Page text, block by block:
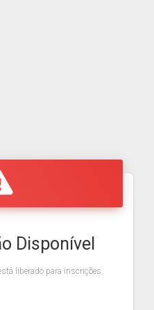
Disponível
liberado para inscrições.